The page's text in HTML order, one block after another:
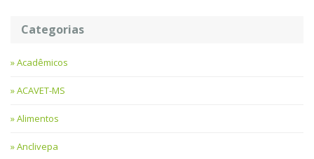
Categorias
Acadêmicos
ACAVET-MS
Alimentos
Anclivepa